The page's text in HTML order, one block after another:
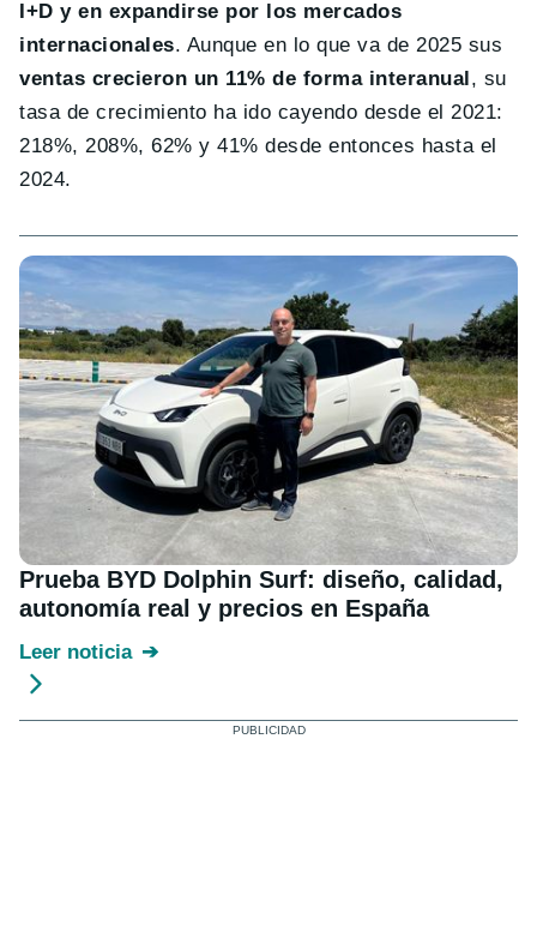
I+D y en expandirse por los mercados
internacionales. Aunque en lo que va de 2025 sus
ventas crecieron un 11% de forma interanual, su
tasa de crecimiento ha ido cayendo desde el 2021:
218%, 208%, 62% y 41% desde entonces hasta el
2024.
Prueba BYD Dolphin Surf: diseño, calidad,
autonomía real y precios en España
Leer noticia